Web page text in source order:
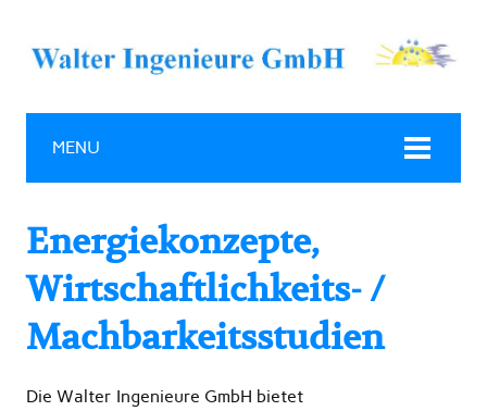
MENU
Energiekonzepte,
Wirtschaftlichkeits- /
Machbarkeitsstudien
Die Walter Ingenieure GmbH bietet